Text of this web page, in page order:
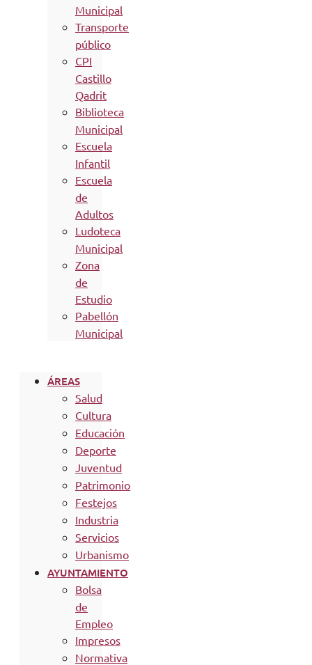
Municipal
Transporte
público
CPI
Castillo
Qadrit
Biblioteca
Municipal
Escuela
Infantil
Escuela
de
Adultos
Ludoteca
Municipal
Zona
de
Estudio
Pabellón
Municipal
ÁREAS
Salud
Cultura
Educación
Deporte
Juventud
Patrimonio
Festejos
Industria
Servicios
Urbanismo
AYUNTAMIENTO
Bolsa
de
Empleo
Impresos
Normativa